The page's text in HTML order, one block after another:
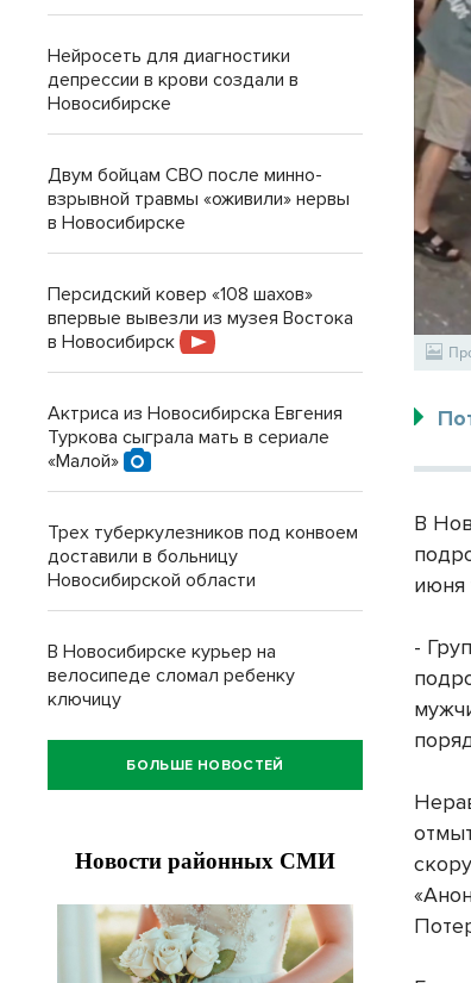
В
июня
-
Нейросеть для диагностики
депрессии в крови создали в
Новосибирске
Двум бойцам СВО после минно-
взрывной травмы «оживили» нервы
в Новосибирске
Персидский ковер «108 шахов»
впервые вывезли из музея Востока
в Новосибирск
Актриса из Новосибирска Евгения
Туркова сыграла мать в сериале
«Малой»
Трех туберкулезников под конвоем
доставили в больницу
Новосибирской области
В Новосибирске курьер на
велосипеде сломал ребенку
ключицу
БОЛЬШЕ НОВОСТЕЙ